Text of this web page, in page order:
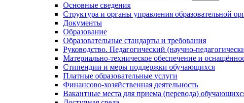
Основные сведения
Структура и органы управления образовательной
Документы
Образование
Образовательные стандарты и требования
Руководство. Педагогический (научно-
Материально-техническое обеспечение и
Стипендии и меры поддержки обучающихся
Платные образовательные услуги
Финансово-хозяйственная деятельность
Вакантные места для приема (перевода)